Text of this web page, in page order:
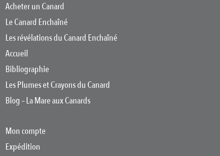
Acheter un Canard
Le Canard Enchaîné
Les révélations du Canard Enchaîné
Accueil
Bibliographie
Les Plumes et Crayons du Canard
Blog – La Mare aux Canards
Mon compte
Expédition